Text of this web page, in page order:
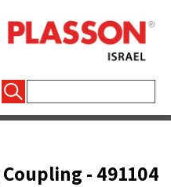
/Couplings and End Caps
- 491104